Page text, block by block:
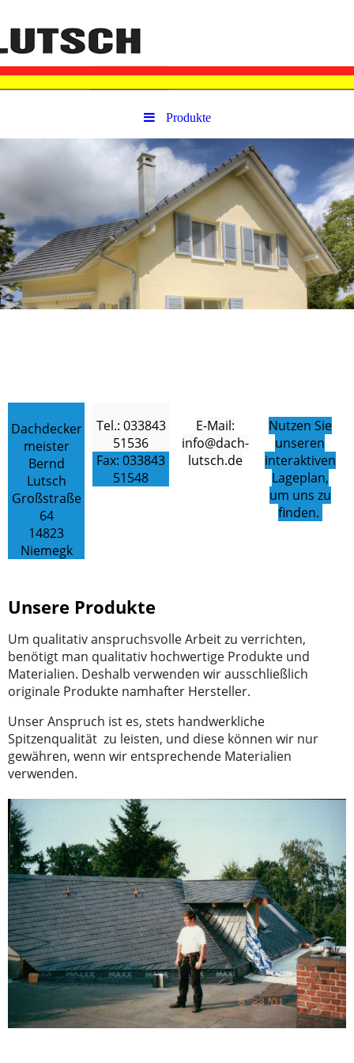
Produkte
Dachdecker
meister
Bernd
Lutsch
Großstraße
64
14823
Niemegk
Tel.: 033843
51536
Fax: 033843
51548
E-Mail:
info@dach-
lutsch.de
Nutzen Sie
unseren
interaktiven
Lageplan,
um uns zu
finden.
Unsere Produkte
Um qualitativ anspruchsvolle Arbeit zu verrichten,
benötigt man qualitativ hochwertige Produkte und
Materialien. Deshalb verwenden wir ausschließlich
originale Produkte namhafter Hersteller.
Unser Anspruch ist es, stets handwerkliche
Spitzenqualität zu leisten, und diese können wir nur
gewähren, wenn wir entsprechende Materialien
verwenden.